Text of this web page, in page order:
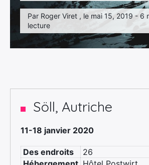
Par Roger Viret , le mai 15, 2019 - 6
lecture
Söll, Autriche
11-18 janvier 2020
Des endroits
26